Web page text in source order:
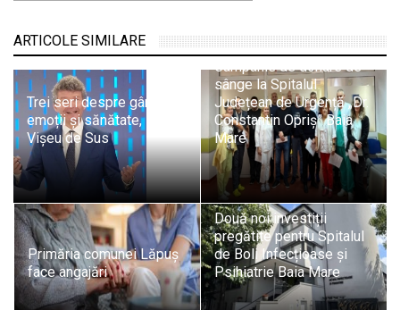
ARTICOLE SIMILARE
Trei seri despre gândire,
emoții și sănătate, la
Vișeu de Sus
Campanie de donare de
sânge la Spitalul
Județean de Urgență „Dr.
Constantin Opriș” Baia
Mare
Primăria comunei Lăpuș
face angajări
Două noi investiții
pregătite pentru Spitalul
de Boli Infecțioase și
Psihiatrie Baia Mare